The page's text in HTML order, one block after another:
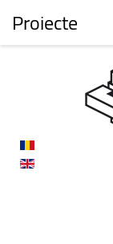
Proiecte